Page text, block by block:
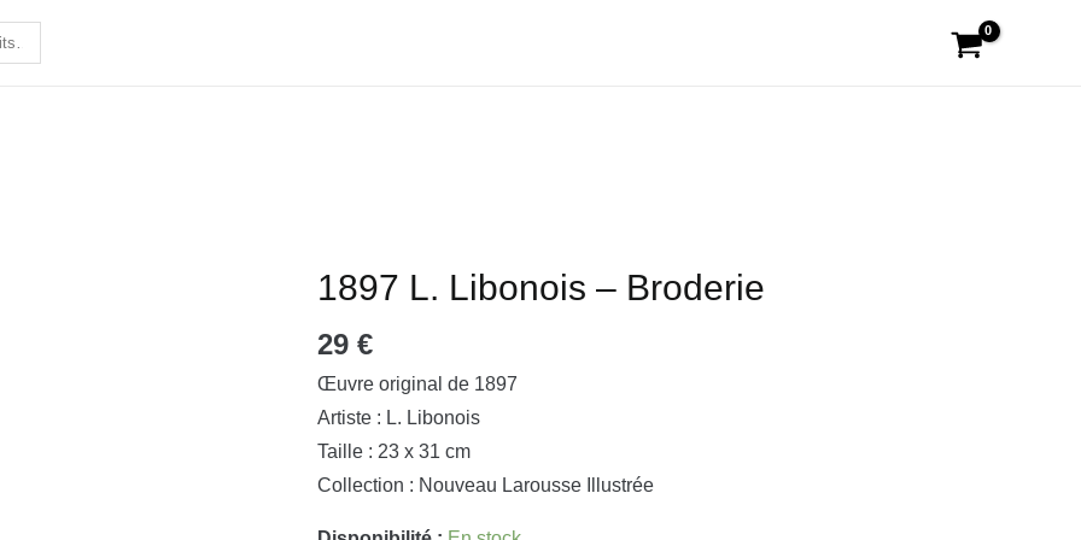
1897 L. Libonois – Broderie
29€
Œuvre original de 1897
Artiste : L. Libonois
Taille : 23 x 31 cm
Collection : Nouveau Larousse Illustrée
quantité
1897
L.
Libonois
-
Broderie